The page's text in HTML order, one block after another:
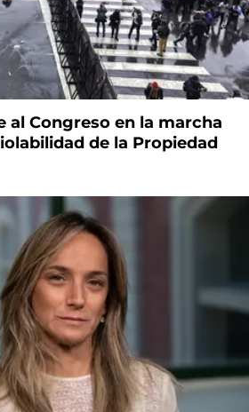
al Congreso en la marcha
de la Propiedad